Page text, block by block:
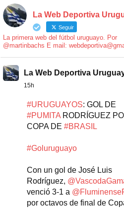
La Web Deportiva
Seguir
La primera web del fútbol uruguayo. Por
@martinbachs E mail:
La Web Deportiva
15h
#URUGUAYOS: GOL DE
#PUMITA RODRÍGUEZ
COPA DE#BRASIL
#Goluruguayo
Con un gol de José Luis
Rodríguez,
venció 3-1 a
por octavos de final de